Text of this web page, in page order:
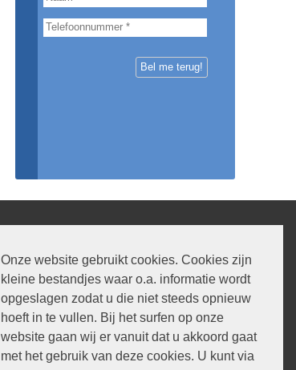
Onze website gebruikt cookies. Cookies zijn
kleine bestandjes waar o.a. informatie wordt
opgeslagen zodat u die niet steeds opnieuw
hoeft in te vullen. Bij het surfen op onze
website gaan wij er vanuit dat u akkoord gaat
met het gebruik van deze cookies. U kunt via